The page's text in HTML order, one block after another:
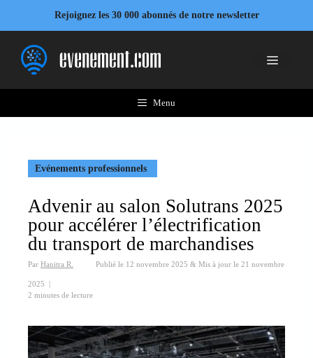
contenu
Rejoignez les 30 000 abonnés de notre newsletter
Menu
Menu
Evénements professionnels
Advenir au salon Solutrans 2025
pour accélérer l’électrification
du transport de marchandises
Par Hanitra R. Publié le 12 novembre 2025 & Mis à jour le 21 novembre
2025 |
2 minutes de lecture